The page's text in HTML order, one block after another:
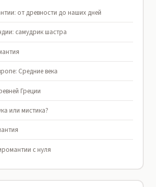
от древности до наших дней
самудрик шастра
Средние века
Греции
или мистика?
с нуля